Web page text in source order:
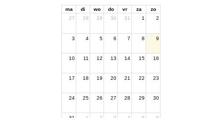
ma di wo do vr za
zo
27
28 29 30 31 1 2
3 4 5 6 7 8 9
10 11 12 13 14 15 16
17 18 19 20 21 22 23
24 25 26 27 28 29 30